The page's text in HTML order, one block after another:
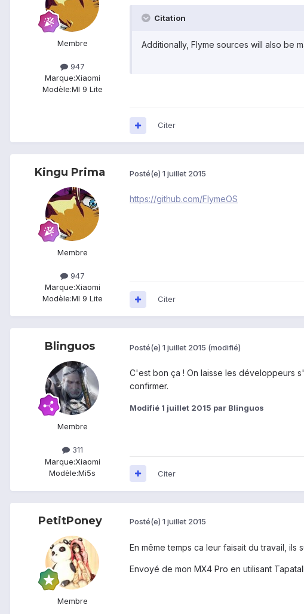
Membre
947
Marque:Xiaomi
Modèle:MI 9 Lite
Citation
Additionally, Flyme sources will also be
Citer
Kingu Prima
Membre
947
Marque:Xiaomi
Modèle:MI 9 Lite
Posté(e) 1 juillet 2015
https://github.com/FlymeOS
Citer
Blinguos
Membre
311
Marque:Xiaomi
Modèle:Mi5s
Posté(e) 1 juillet 2015 (modifié)
C'est bon ça ! On laisse les développeurs
confirmer.
Modifié 1 juillet 2015 par Blinguos
Citer
PetitPoney
Membre
Posté(e) 1 juillet 2015
En même temps ca leur faisait du travail,
Envoyé de mon MX4 Pro en utilisant